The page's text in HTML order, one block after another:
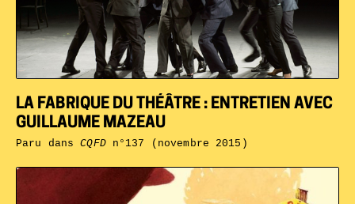
LA FABRIQUE DU THÉÂTRE : ENTRETIEN AVEC
GUILLAUME MAZEAU
Paru dansCQFDn°137 (novembre 2015)